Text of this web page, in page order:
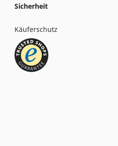
Sicherheit
Käuferschutz